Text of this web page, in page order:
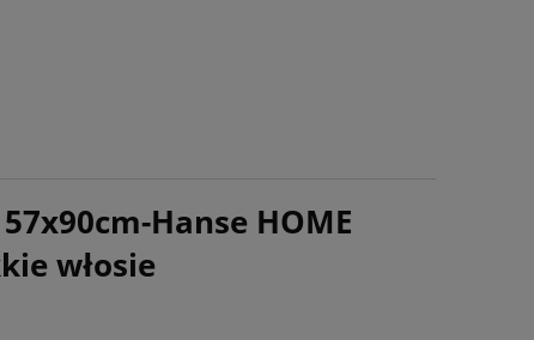
Hanse HOME
włosie